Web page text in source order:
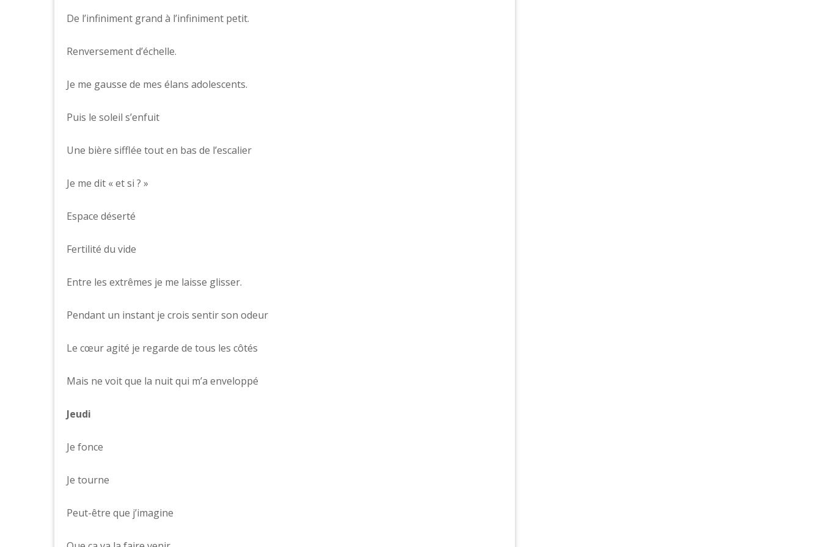
De l’infiniment grand à l’infiniment petit.
Renversement d’échelle.
Je me gausse de mes élans adolescents.
Puis le soleil s’enfuit
Une bière sifflée tout en bas de l’escalier
Je me dit « et si ? »
Espace déserté
Fertilité du vide
Entre les extrêmes je me laisse glisser.
Pendant un instant je crois sentir son odeur
Le cœur agité je regarde de tous les côtés
Mais ne voit que la nuit qui m’a enveloppé
Jeudi
Je fonce
Je tourne
Peut-être que j’imagine